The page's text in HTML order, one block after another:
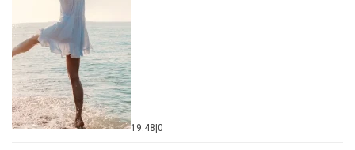
19:48 0